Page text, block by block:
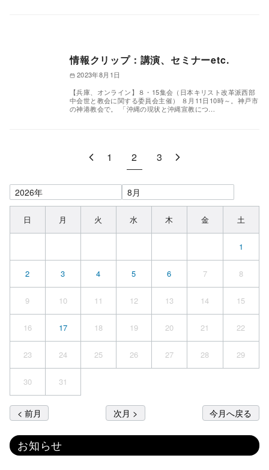
情報クリップ：講演、セミナーetc.
2023年8月1日
【兵庫、オンライン】８・15集会（日本キリスト改革派西部
中会世と教会に関する委員会主催） ８月11日10時～。神戸市
の神港教会で。 「沖縄の現状と沖縄宣教につ…
1 2 3
日 月 火 水 木 金 土
1
2 3 4 5 6 7 8
9 10 11 12 13 14 15
16 17 18 19 20 21 22
23 24 25 26 27 28 29
30 31
< 前月 次月 > 今月へ戻る
お知らせ